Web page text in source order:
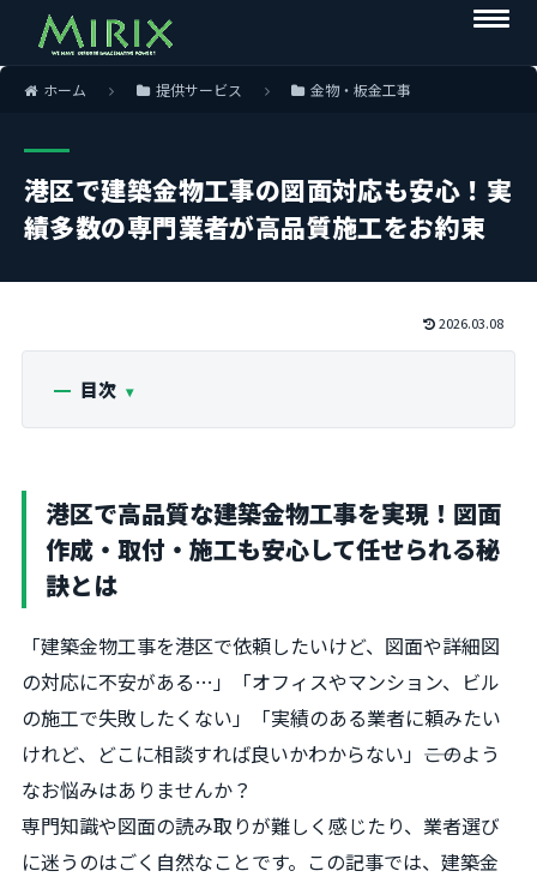
ホーム 提供サービス 金物・板金工事
港区で建築金物工事の図面対応も安心！実
績多数の専門業者が高品質施工をお約束
2026.03.08
目次
港区で高品質な建築金物工事を実現！図面
作成・取付・施工も安心して任せられる秘
訣とは
「建築金物工事を港区で依頼したいけど、図面や詳細図
の対応に不安がある…」「オフィスやマンション、ビル
の施工で失敗したくない」「実績のある業者に頼みたい
けれど、どこに相談すれば良いかわからない」――このよう
なお悩みはありませんか？
専門知識や図面の読み取りが難しく感じたり、業者選び
に迷うのはごく自然なことです。この記事では、建築金